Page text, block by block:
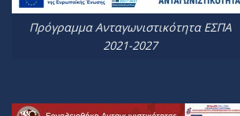
Πρόγραμμα Ανταγωνιστικότητα ΕΣΠΑ
2021-2027